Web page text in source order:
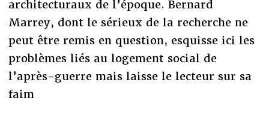
architecturaux de l’époque. Bernard
Marrey, dont le sérieux de la recherche ne
peut être remis en question, esquisse ici les
problèmes liés au logement social de
l’après-guerre mais laisse le lecteur sur sa
faim